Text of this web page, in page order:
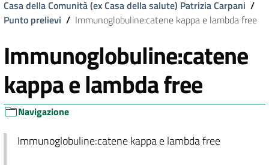
Casa della Comunità (ex Casa della salute) Patrizia Carpani /
Punto prelievi / Immunoglobuline:catene kappa e lambda free
Immunoglobuline:catene
kappa e lambda free
Navigazione
Immunoglobuline:catene kappa e lambda free